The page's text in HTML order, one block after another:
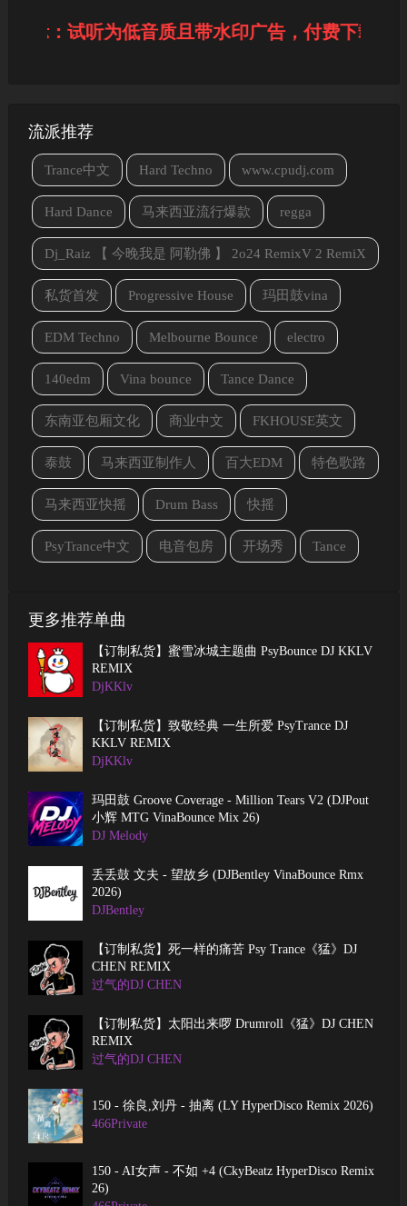
示：试听为低音质且带水印广告，付费下载后
流派推荐
Trance中文 Hard Techno www.cpudj.com
Hard Dance 马来西亚流行爆款 regga
Dj_Raiz 【 今晚我是 阿勒佛 】 2o24 RemixV 2 RemiX
私货首发 Progressive House 玛田鼓vina
EDM Techno Melbourne Bounce electro
140edm Vina bounce Tance Dance
东南亚包厢文化 商业中文 FKHOUSE英文
泰鼓 马来西亚制作人 百大EDM 特色歌路
马来西亚快摇 Drum Bass 快摇
PsyTrance中文 电音包房 开场秀 Tance
更多推荐单曲
【订制私货】蜜雪冰城主题曲 PsyBounce DJ KKLV
REMIX
DjKKlv
【订制私货】致敬经典 一生所爱 PsyTrance DJ
KKLV REMIX
DjKKlv
玛田鼓 Groove Coverage - Million Tears V2 (DJPout
小辉 MTG VinaBounce Mix 26)
DJ Melody
丢丢鼓 文夫 - 望故乡 (DJBentley VinaBounce Rmx
2026)
DJBentley
【订制私货】死一样的痛苦 Psy Trance《猛》DJ
CHEN REMIX
过气的DJ CHEN
【订制私货】太阳出来啰 Drumroll《猛》DJ CHEN
REMIX
过气的DJ CHEN
150 - 徐良,刘丹 - 抽离 (LY HyperDisco Remix 2026)
466Private
150 - AI女声 - 不如 +4 (CkyBeatz HyperDisco Remix
26)